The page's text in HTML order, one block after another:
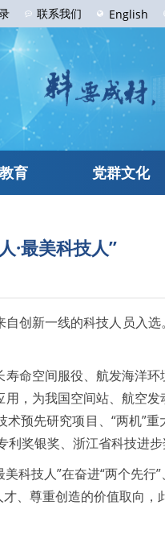
联系我们 English
育 党群文化
·最美科技人”
创新一线的科技人员入
空间服役、航发海洋环
，为我国空间站、航空
预先研究项目、“两机”
奖银奖、浙江省科技进步
技人”在奋进“两个先行
、尊重创造的价值取向，